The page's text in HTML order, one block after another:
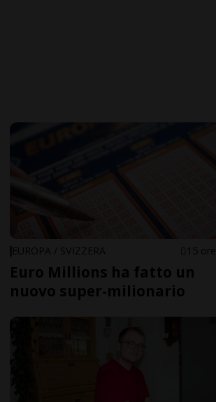
EUROPA / SVIZZERA 15 ore
Euro Millions ha fatto un
nuovo super-milionario